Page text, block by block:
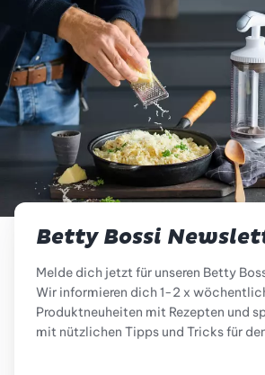
Betty Bossi
Melde dich jetzt für unseren Betty
Wir informieren dich 1-2 x
Produktneuheiten mit Rezepten und
mit nützlichen Tipps und Tricks für